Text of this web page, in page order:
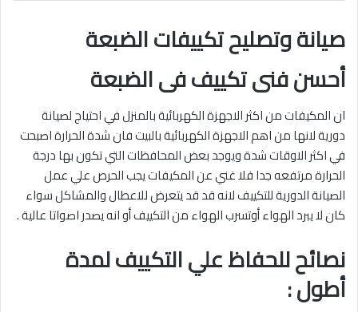
صيانة وتصليح تكييفات الضبعة
أحسن فنى تكييف فى الضبعة
ان المكيفات من اكثر الاجهزة الكهربائية بالمنزل في احتياج لصيانة
دورية لانها من اهم الاجهزة الكهربائية بالبيت فان شدة الحرارة اصبحت
في اكثر الاوقات شدة ويوجد بعض المحافظات التي تكون بها درجة
الحرارة مرتفعه جدا فلا غني عن المكيفات يجب الحرص علي عمل
الصيانة الدورية للتكييف لانه قد قد يتعرض للاعطال والمشاكل سواء
كان لا يبرد الهواء أوتسرب الهواء من التكييف أو انه يصدر اصواتا عالية .
نصائح للحفاظ علي التكييف لمدة
أطول :